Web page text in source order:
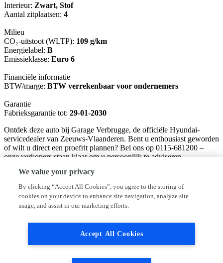
Interieur: Zwart, Stof
Aantal zitplaatsen: 4
Milieu
CO₂-uitstoot (WLTP): 109 g/km
Energielabel: B
Emissieklasse: Euro 6
Financiële informatie
BTW/marge: BTW verrekenbaar voor ondernemers
Garantie
Fabrieksgarantie tot: 29-01-2030
Ontdek deze auto bij Garage Verbrugge, de officiële Hyundai-
servicedealer van Zeeuws-Vlaanderen. Bent u enthousiast geworden
of wilt u direct een proefrit plannen? Bel ons op 0115-681200 –
onze verkopers staan klaar om u persoonlijk te adviseren.
Verkoopadviseur: Sander van Maren 06-12964856
Verkoopadviseur: Dimitri Dagevos 06-12530392
Bij ons kiest u voor zorgeloos rijden en transparante communicatie.
De prijzen bij ons zijn inclusief:
• 1 jaar Europese mobiliteitsgarantie (pechhulp)
• Een volle tank brandstof
We value your privacy
By clicking “Accept All Cookies”, you agree to the storing of
cookies on your device to enhance site navigation, analyze site
usage, and assist in our marketing efforts.
Accept All Cookies